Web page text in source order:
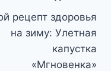
рецепт здоровья
на зиму: Улетная
капустка
«Мгновенка»